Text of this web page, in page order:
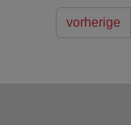
vorherige